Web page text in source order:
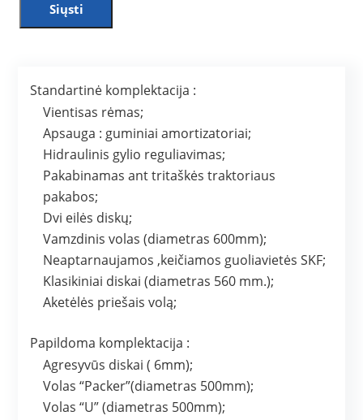
Siųsti
Standartinė komplektacija :
Vientisas rėmas;
Apsauga : guminiai amortizatoriai;
Hidraulinis gylio reguliavimas;
Pakabinamas ant tritaškės traktoriaus
pakabos;
Dvi eilės diskų;
Vamzdinis volas (diametras 600mm);
Neaptarnaujamos ,keičiamos guoliavietės SKF;
Klasikiniai diskai (diametras 560 mm.);
Aketėlės priešais volą;
Papildoma komplektacija :
Agresyvūs diskai ( 6mm);
Volas “Packer”(diametras 500mm);
Volas “U” (diametras 500mm);